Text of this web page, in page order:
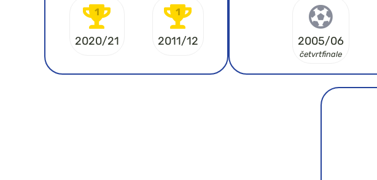
1
2020/21
1
2011/12 2005/06
četvrtfinale